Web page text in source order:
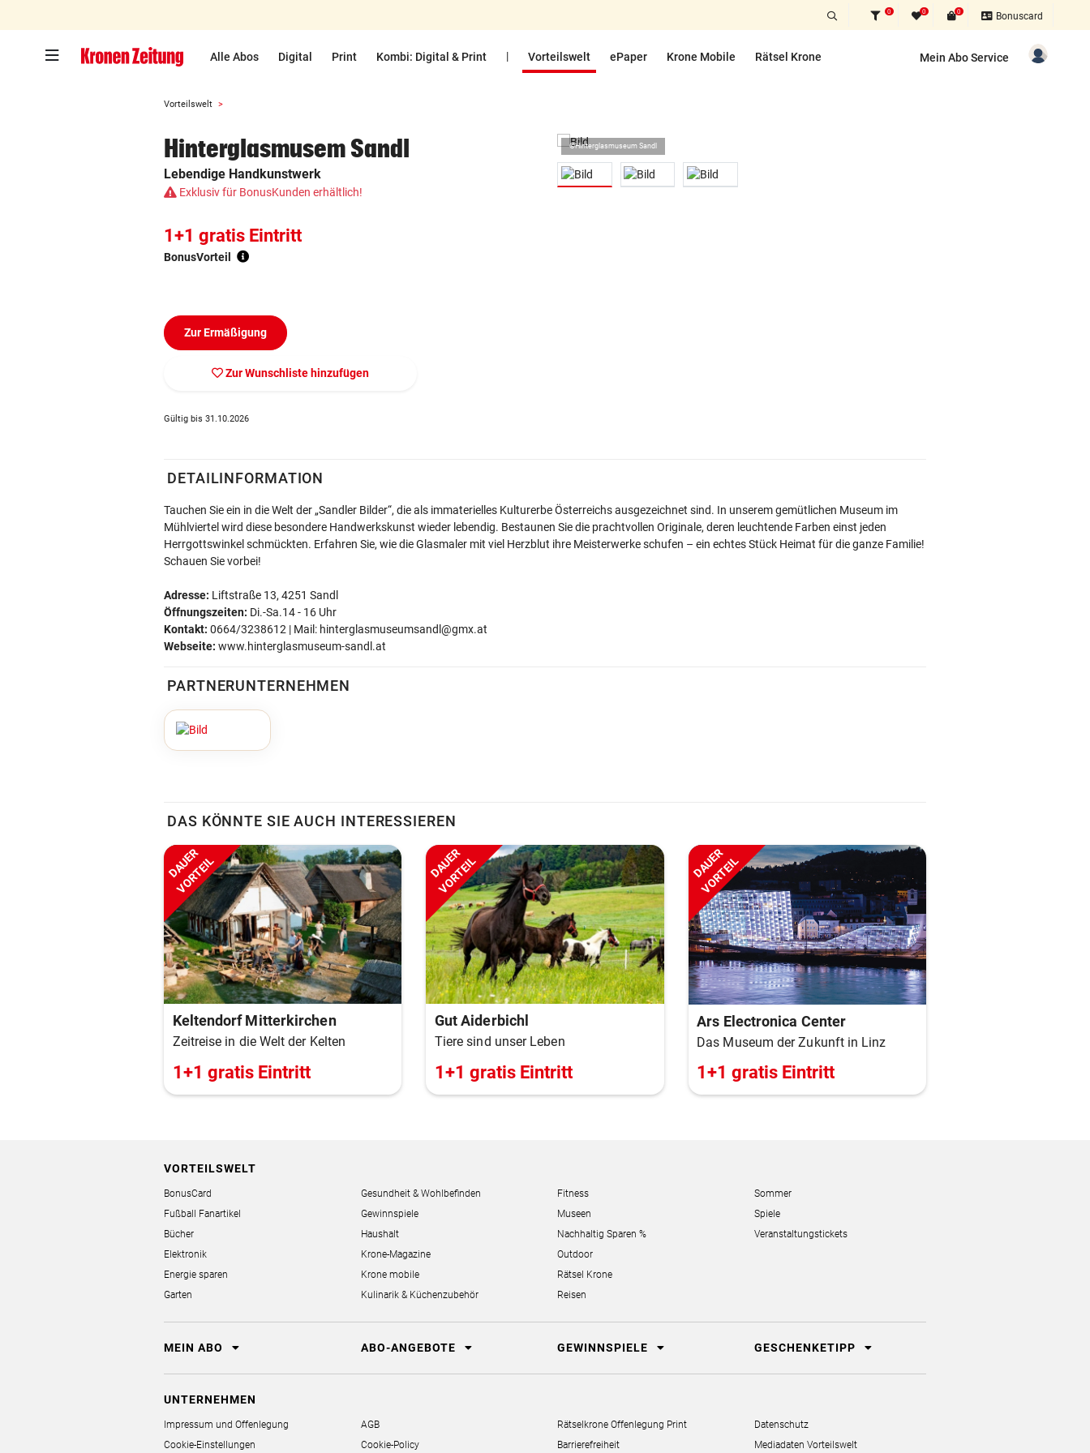
0 0 0 Bonuscard
Alle Abos Digital Print Kombi: Digital & Print | Vorteilswelt ePaper Krone Mobile Rätsel Krone Mein Abo Service
Vorteilswelt
Hinterglasmusem Sandl
Lebendige Handkunstwerk
Exklusiv für BonusKunden erhältlich!
1+1 gratis Eintritt
BonusVorteil
Zur Ermäßigung
Zur Wunschliste hinzufügen
Gültig bis 31.10.2026
©Hinterglasmuseum Sandl
DETAILINFORMATION
Tauchen Sie ein in die Welt der „Sandler Bilder“, die als immaterielles Kulturerbe Österreichs ausgezeichnet sind. In unserem gemütlichen Museum im
Mühlviertel wird diese besondere Handwerkskunst wieder lebendig. Bestaunen Sie die prachtvollen Originale, deren leuchtende Farben einst jeden
Herrgottswinkel schmückten. Erfahren Sie, wie die Glasmaler mit viel Herzblut ihre Meisterwerke schufen – ein echtes Stück Heimat für die ganze Familie!
Schauen Sie vorbei!
Adresse: Liftstraße 13, 4251 Sandl
Öffnungszeiten: Di.-Sa.14 - 16 Uhr
Kontakt: 0664/3238612 | Mail: hinterglasmuseumsandl@gmx.at
Webseite: www.hinterglasmuseum-sandl.at
PARTNERUNTERNEHMEN
DAS KÖNNTE SIE AUCH INTERESSIEREN
DAUER
VORTEIL
Keltendorf Mitterkirchen
Zeitreise in die Welt der Kelten
1+1 gratis Eintritt
DAUER
VORTEIL
Gut Aiderbichl
Tiere sind unser Leben
1+1 gratis Eintritt
DAUER
VORTEIL
Ars Electronica Center
Das Museum der Zukunft in Linz
1+1 gratis Eintritt
VORTEILSWELT
BonusCard
Fußball Fanartikel
Bücher
Elektronik
Energie sparen
Garten
Gesundheit & Wohlbefinden
Gewinnspiele
Haushalt
Krone-Magazine
Krone mobile
Kulinarik & Küchenzubehör
Fitness
Museen
Nachhaltig Sparen %
Outdoor
Rätsel Krone
Reisen
Sommer
Spiele
Veranstaltungstickets
MEIN ABO ABO-ANGEBOTE GEWINNSPIELE GESCHENKETIPP
UNTERNEHMEN
Impressum und Offenlegung AGB Rätselkrone Offenlegung Print
Datenschutz
Cookie-Einstellungen
Cookie-Policy Barrierefreiheit Mediadaten Vorteilswelt